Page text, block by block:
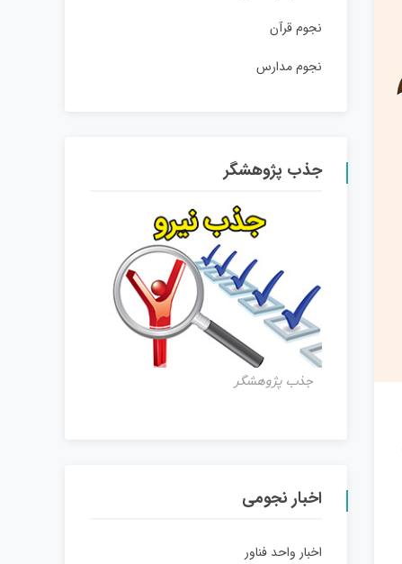
نجوم قرآن
نجوم مدارس
جذب پژوهشگر
جذب پژوهشگر
اخبار نجومی
اخبار واحد فناور